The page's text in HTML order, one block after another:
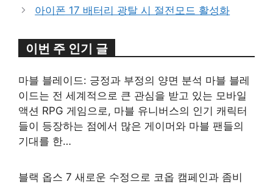
리
아이폰 17 배터리 광탈 시 절전모드 활성화
이번 주 인기 글
마블 블레이드: 긍정과 부정의 양면 분석 마블 블레
이드는 전 세계적으로 큰 관심을 받고 있는 모바일
액션 RPG 게임으로, 마블 유니버스의 인기 캐릭터
들이 등장하는 점에서 많은 게이머와 마블 팬들의
기대를 한…
블랙 옵스 7 새로운 수정으로 코옵 캠페인과 좀비